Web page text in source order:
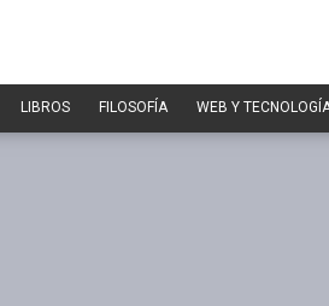
LIBROS FILOSOFÍA WEB Y